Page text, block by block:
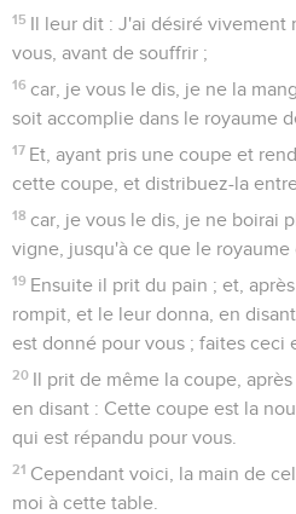
15 Il leur dit : J'ai désiré vivement
vous, avant de souffrir ;
16 car, je vous le dis, je ne la
soit accomplie dans le royaume
17 Et, ayant pris une coupe et
cette coupe, et distribuez-la
18 car, je vous le dis, je ne boirai
vigne, jusqu'à ce que le royaume
19 Ensuite il prit du pain ; et,
rompit, et le leur donna, en
est donné pour vous ; faites ceci
20 Il prit de même la coupe,
en disant : Cette coupe est la
qui est répandu pour vous.
21 Cependant voici, la main de
moi à cette table.